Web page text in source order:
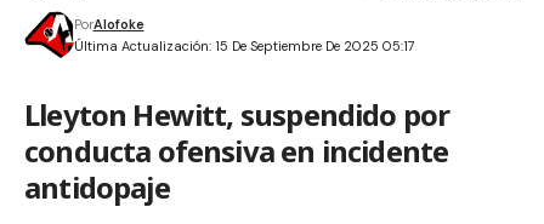
Última Actualización: 15 De Septiembre De 2025 05:17
PorAlofoke
Lleyton Hewitt, suspendido por
conducta ofensiva en incidente
antidopaje